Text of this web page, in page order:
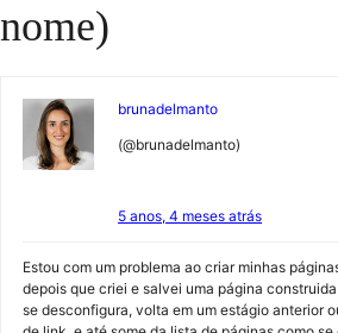
nome)
brunadelmanto
(@brunadelmanto)
5 anos, 4 meses atrás
Estou com um problema ao criar minhas
depois que criei e salvei uma página
se desconfigura, volta em um estágio anterior